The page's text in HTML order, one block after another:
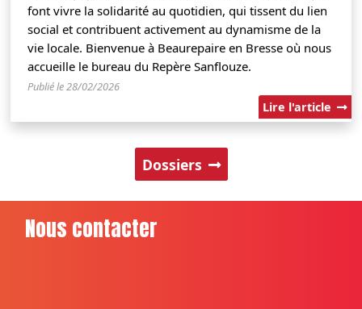
font vivre la solidarité au quotidien, qui tissent du lien
social et contribuent activement au dynamisme de la
vie locale. Bienvenue à Beaurepaire en Bresse où nous
accueille le bureau du Repère Sanflouze.
Publié le 28/02/2026
Lire l'article
Dossiers
Nous contacter